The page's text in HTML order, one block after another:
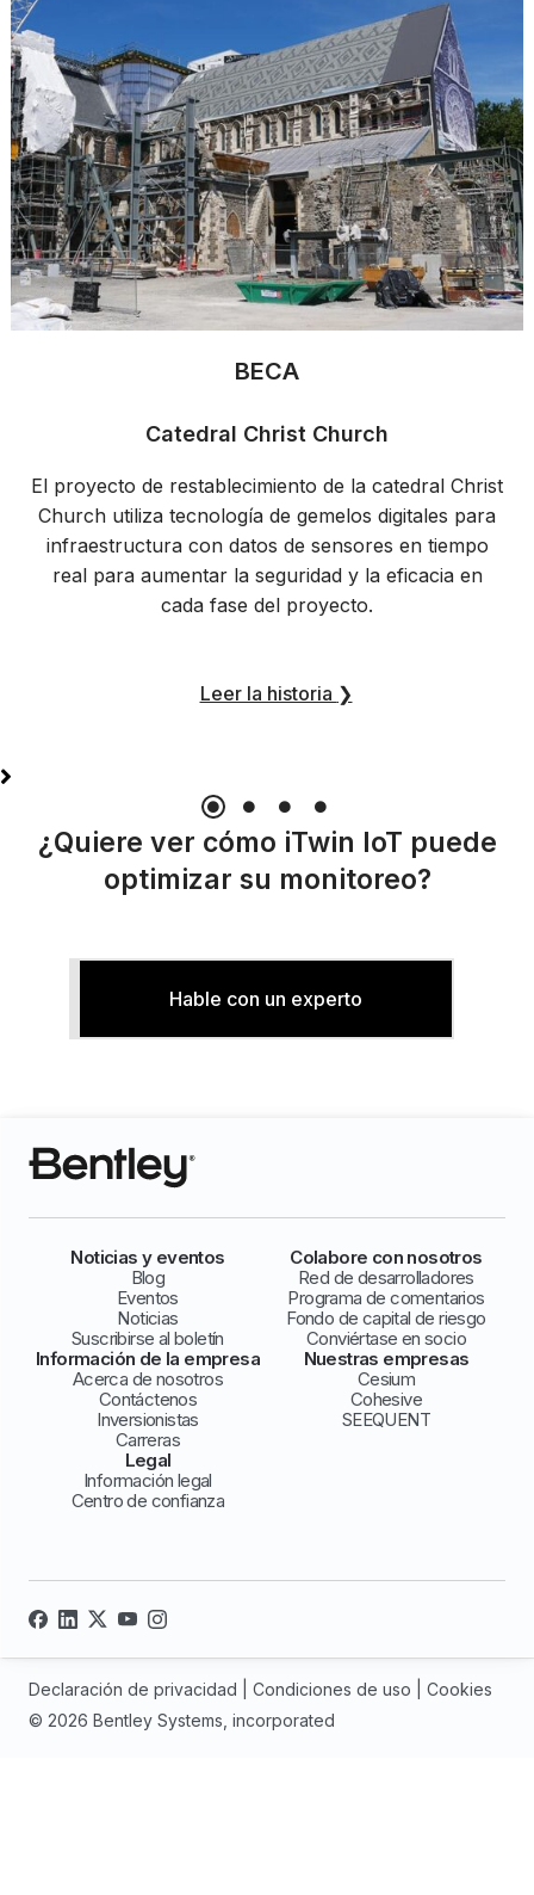
BECA
Catedral Christ Church
El proyecto de restablecimiento de la catedral Christ
Church utiliza tecnología de gemelos digitales para
infraestructura con datos de sensores en tiempo
real para aumentar la seguridad y la eficacia en
cada fase del proyecto.
Leer la historia ❯
¿Quiere ver cómo iTwin IoT puede
optimizar su monitoreo?
Hable con un experto
Noticias y eventos
Blog
Eventos
Noticias
Suscribirse al boletín
Colabore con nosotros
Red de desarrolladores
Programa de comentarios
Fondo de capital de riesgo
Conviértase en socio
Información de la empresa
Acerca de nosotros
Contáctenos
Inversionistas
Carreras
Nuestras empresas
Cesium
Cohesive
SEEQUENT
Legal
Información legal
Centro de confianza
© 2026 Bentley Systems, incorporated
Declaración de privacidad Condiciones de uso Cookies